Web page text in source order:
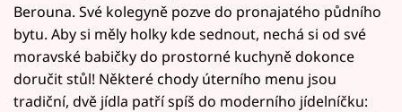
Berouna. Své kolegyně pozve do pronajatého půdního
bytu. Aby si měly holky kde sednout, nechá si od své
moravské babičky do prostorné kuchyně dokonce
doručit stůl! Některé chody úterního menu jsou
tradiční, dvě jídla patří spíš do moderního jídelníčku: